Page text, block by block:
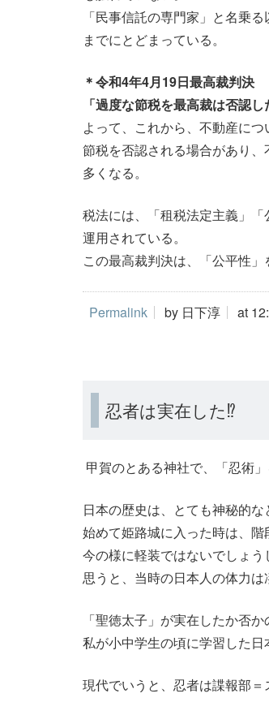
「民事信託の専門家」と名乗
までにとどまっている。
＊令和4年4月19日最高裁判決
「過度な節税を最高裁は否認し
よって、これから、不動産に
節税を否認される場合があり
多くなる。
税法には、「租税法定主義」
運用されている。
この最高裁判決は、「公平性」
Permalink by 日下淳 at
忍者は実在した⁉
甲賀のとある神社で、「忍術
日本の歴史は、とても神秘的な
始めて姫路城に入った時は、階
今の様に軽装ではないでしょ
思うと、当時の日本人の体力は
「聖徳太子」が実在したか否か
私が小中学生の頃に学習した日
現代でいうと、忍者は諜報部